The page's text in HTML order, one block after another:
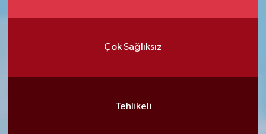
Çok Sağlıksız
Tehlikeli